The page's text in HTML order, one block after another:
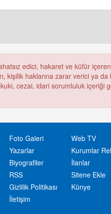
edici, hakaret ve küfür içeren,
kişilik haklarına zarar verici ya da
cezai, idari sorumluluk içeriği
Foto Galeri
Web TV
Yazarlar
Kurumlar
Biyografiler
İlanlar
RSS
Sitene Ekle
Gizlilik Politikası
Künye
İletişim